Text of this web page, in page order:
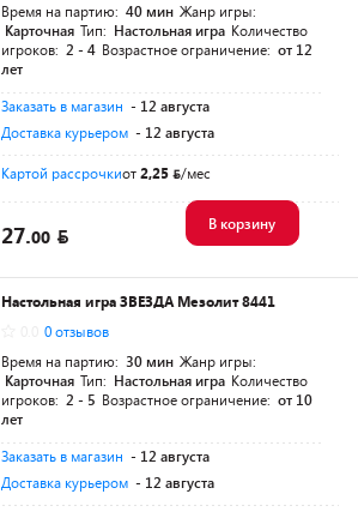
Время на партию: 40 мин Жанр игры:
Карточная Тип: Настольная игра Количество
игроков: 2 - 4 Возрастное ограничение: от 12
лет
Заказать в магазин - 12 августа
Доставка курьером - 12 августа
Картой рассрочкиот2,25 /мес
27.00
В корзину
Настольная игра ЗВЕЗДА Мезолит 8441
0 отзывов
Время на партию: 30 мин Жанр игры:
Карточная Тип: Настольная игра Количество
игроков: 2 - 5 Возрастное ограничение: от 10
лет
Заказать в магазин - 12 августа
Доставка курьером - 12 августа